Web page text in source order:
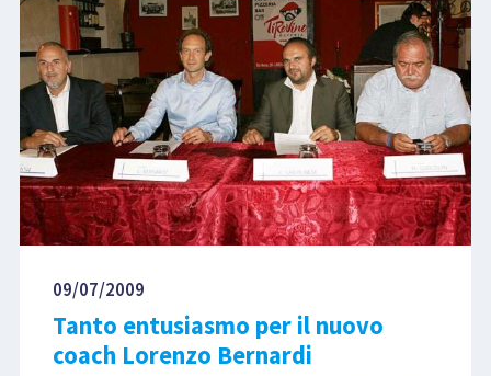
09/07/2009
Tanto entusiasmo per il nuovo
coach Lorenzo Bernardi